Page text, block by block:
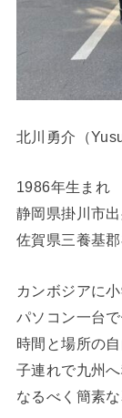
北川勇介（
1986年生まれ
静岡県掛川市
佐賀県三養基
カンボジアに
パソコン一台
時間と場所の
子連れで九州
なるべく簡素